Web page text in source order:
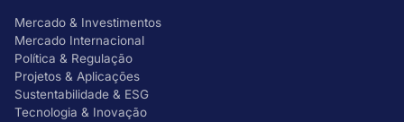
Mercado & Investimentos
Mercado Internacional
Política & Regulação
Projetos & Aplicações
Sustentabilidade & ESG
Tecnologia & Inovação